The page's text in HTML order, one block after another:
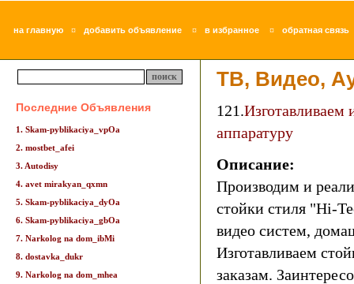
на главную ¤ добавить объявление ¤ в избранное ¤ обратная связь
Последние Объявления
1. Skam-pyblikaciya_vpOa
2. mostbet_afei
3. Autodisy
4. avet mirakyan_qxmn
5. Skam-pyblikaciya_dyOa
6. Skam-pyblikaciya_gbOa
7. Narkolog na dom_ibMi
8. dostavka_dukr
9. Narkolog na dom_mhea
ТВ, Видео,
121.Изготавливаем
аппаратуру
Описание:
Производим и
стойки стиля "Hi-
видео систем,
Изготавливаем
заказам.